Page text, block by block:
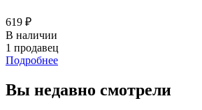
619 ₽
В наличии
1 продавец
Подробнее
Вы недавно смотрели